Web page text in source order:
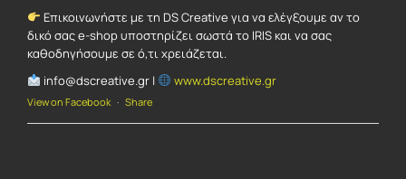
Επικοινωνήστε με τη DS Creative για να ελέγξουμε αν το
δικό σας e-shop υποστηρίζει σωστά το IRIS και να σας
καθοδηγήσουμε σε ό,τι χρειάζεται.
info@dscreative.gr |
www.dscreative.gr
View on Facebook · Share